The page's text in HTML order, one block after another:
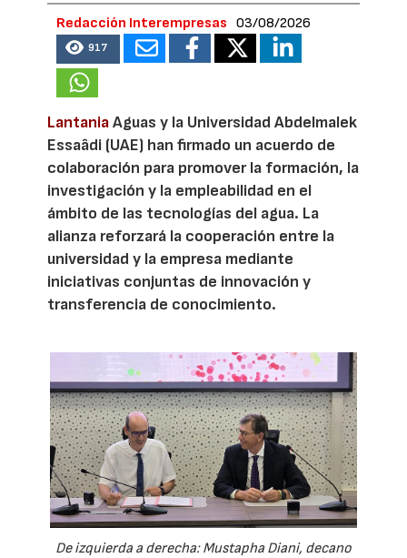
Redacción Interempresas 03/08/2026
917
LantaniaAguas y la Universidad Abdelmalek
Essaâdi (UAE) han firmado un acuerdo de
colaboración para promover la formación, la
investigación y la empleabilidad en el
ámbito de las tecnologías del agua. La
alianza reforzará la cooperación entre la
universidad y la empresa mediante
iniciativas conjuntas de innovación y
transferencia de conocimiento.
De izquierda a derecha: Mustapha Diani, decano